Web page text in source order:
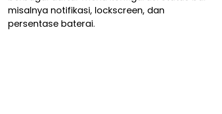
misalnya notifikasi, lockscreen, dan
persentase baterai.